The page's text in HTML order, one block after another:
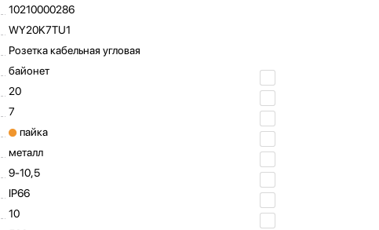
10210000286
WY20K7TU1
Розетка кабельная угловая
байонет
20
7
пайка
металл
9-10,5
IP66
10